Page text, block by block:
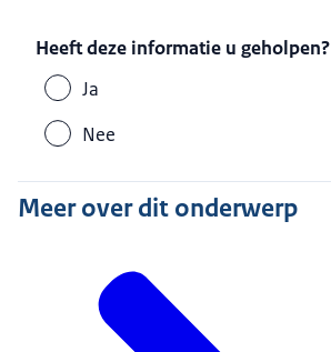
Heeft deze informatie u geholpen?
Ja
Nee
Meer over dit onderwerp